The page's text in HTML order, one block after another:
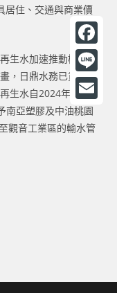
居住、交通與商業價
生水加速推動桃園北
，日鼎水務已貢獻桃
生水自2024年第4季
南亞塑膠及中油桃園
觀音工業區的輸水管
F
a
c
e
L
i
n
E
m